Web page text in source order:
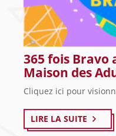
365 fois Bravo
Maison des
Cliquez ici pour
LIRE LA SUITE